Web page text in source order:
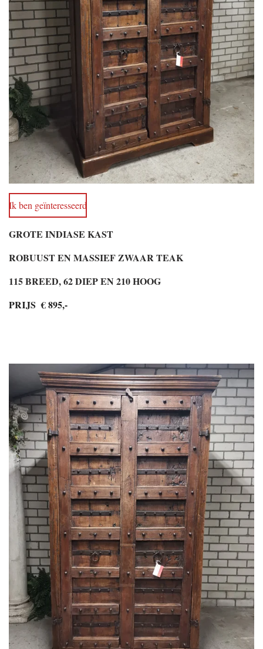
Ik ben geïnteresseerd
GROTE INDIASE KAST
ROBUUST EN MASSIEF ZWAAR TEAK
115 BREED, 62 DIEP EN 210 HOOG
PRIJS € 895,-